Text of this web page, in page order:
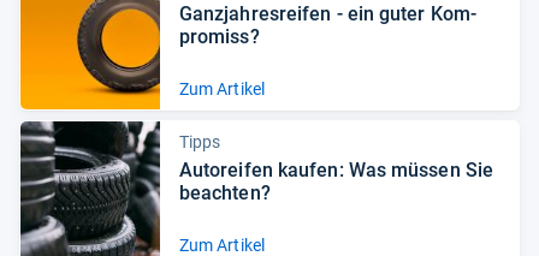
Ganz­jah­res­rei­fen -​ ein guter Kom­
pro­miss?
Zum Artikel
Tipps
Auto­rei­fen kau­fen: Was müs­sen Sie
beach­ten?
Zum Artikel